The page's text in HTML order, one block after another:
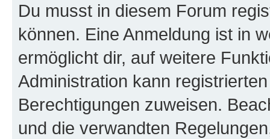
Du musst in diesem Forum
können. Eine Anmeldung ist in
ermöglicht dir, auf weitere
Administration kann
Berechtigungen zuweisen.
und die verwandten